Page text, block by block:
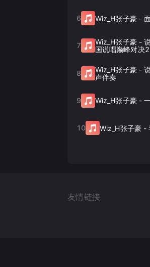
6 Wiz_H张子豪-
7 Wiz_H张子豪-
国说唱巅峰对决
8 Wiz_H张子豪-
声伴奏
9 Wiz_H张子豪-
10 Wiz_H张子豪-
友情链接